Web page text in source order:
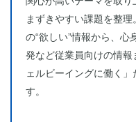
まずきやすい課題を整
の“欲しい”情報から、心
発など従業員向けの情
ェルビーイングに働く
す。